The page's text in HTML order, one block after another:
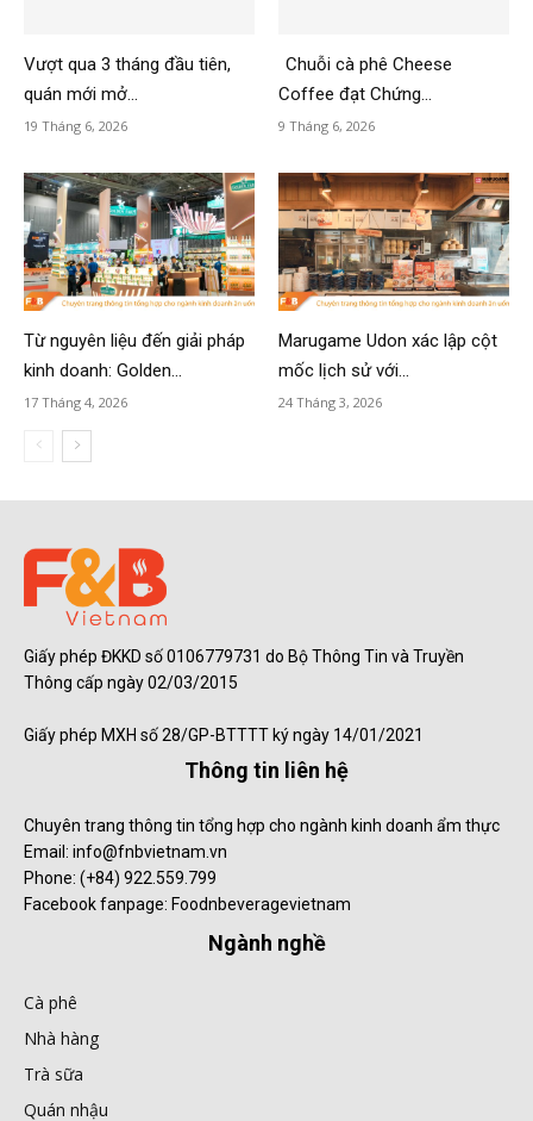
Vượt qua 3 tháng đầu tiên,
quán mới mở...
19 Tháng 6, 2026
Chuỗi cà phê Cheese
Coffee đạt Chứng...
9 Tháng 6, 2026
Từ nguyên liệu đến giải pháp
kinh doanh: Golden...
17 Tháng 4, 2026
Marugame Udon xác lập cột
mốc lịch sử với...
24 Tháng 3, 2026
Giấy phép ĐKKD số 0106779731 do Bộ Thông Tin và Truyền
Thông cấp ngày 02/03/2015
Giấy phép MXH số 28/GP-BTTTT ký ngày 14/01/2021
Thông tin liên hệ
Chuyên trang thông tin tổng hợp cho ngành kinh doanh ẩm thực
Email: info@fnbvietnam.vn
Phone: (+84) 922.559.799
Facebook fanpage: Foodnbeveragevietnam
Ngành nghề
Cà phê
Nhà hàng
Trà sữa
Quán nhậu